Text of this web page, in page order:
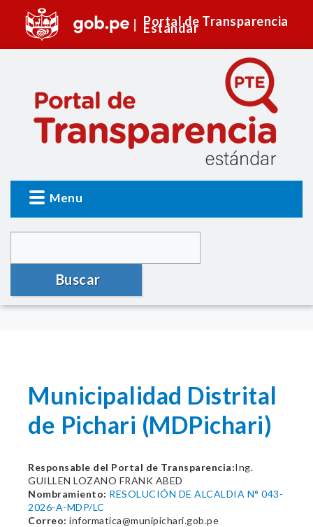
Portal de Transparencia
Estándar
Menu
Buscar
Municipalidad Distrital
de Pichari (MDPichari)
Responsable del Portal de Transparencia:Ing.
GUILLEN LOZANO FRANK ABED
Nombramiento: RESOLUCIÓN DE ALCALDIA N° 043-
2026-A-MDP/LC
Correo: informatica@munipichari.gob.pe